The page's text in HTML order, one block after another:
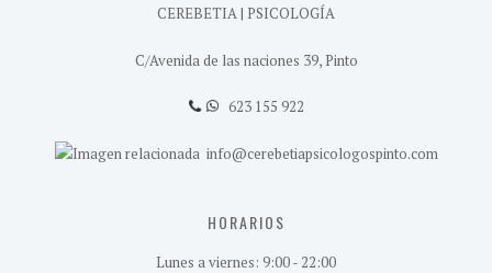
CEREBETIA | PSICOLOGÍA
C/Avenida de las naciones 39, Pinto
623 155 922
info@cerebetiapsicologospinto.com
HORARIOS
Lunes a viernes: 9:00 - 22:00